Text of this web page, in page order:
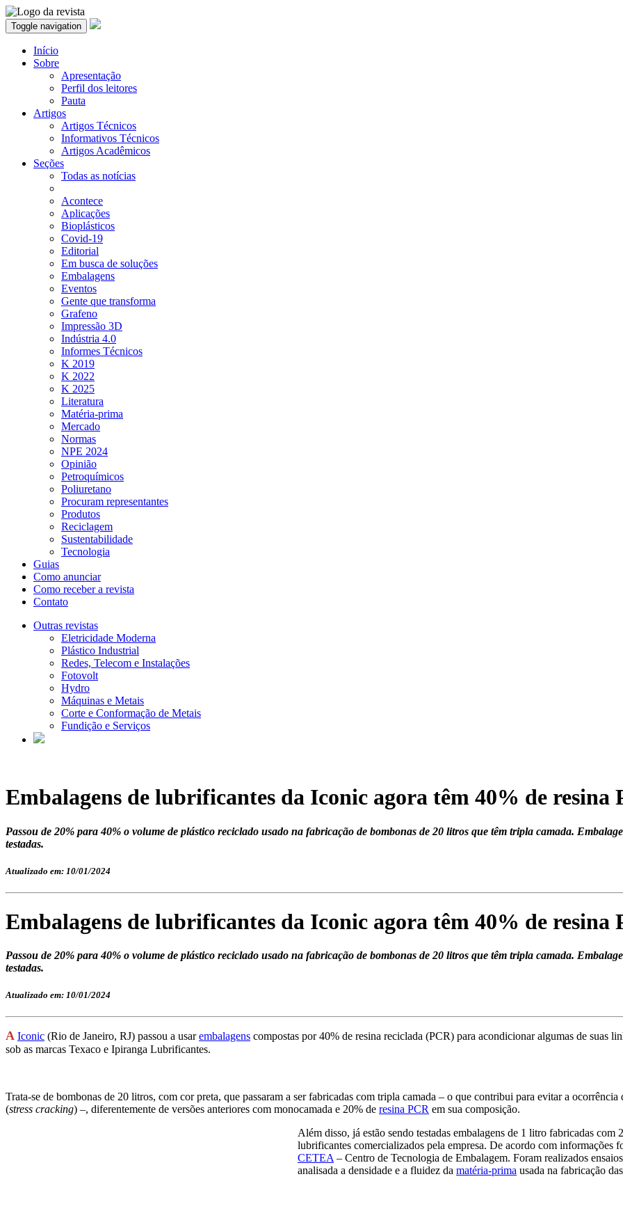
Toggle navigation
Início
Sobre
Apresentação
Perfil dos leitores
Pauta
Artigos
Artigos Técnicos
Informativos Técnicos
Artigos Acadêmicos
Seções
Todas as notícias
Acontece
Aplicações
Bioplásticos
Covid-19
Editorial
Em busca de soluções
Embalagens
Eventos
Gente que transforma
Grafeno
Impressão 3D
Indústria 4.0
Informes Técnicos
K 2019
K 2022
K 2025
Literatura
Matéria-prima
Mercado
Normas
NPE 2024
Opinião
Petroquímicos
Poliuretano
Procuram representantes
Produtos
Reciclagem
Sustentabilidade
Tecnologia
Guias
Como anunciar
Como receber a revista
Contato
Outras revistas
Eletricidade Moderna
Plástico Industrial
Redes, Telecom e Instalações
Fotovolt
Hydro
Máquinas e Metais
Corte e Conformação de Metais
Fundição e Serviços
Embalagens de lubrificantes da Iconic agora têm 40% de resina
Passou de 20% para 40% o volume de plástico reciclado usado na fabricação de bombonas de 20 litros que têm tripla camada.
testadas.
Atualizado em: 10/01/2024
Embalagens de lubrificantes da Iconic agora têm 40% de resina
Passou de 20% para 40% o volume de plástico reciclado usado na fabricação de bombonas de 20 litros que têm tripla camada.
testadas.
Atualizado em: 10/01/2024
A Iconic (Rio de Janeiro, RJ) passou a usarembalagens compostas por 40% de resina reciclada (PCR) para acondicionar algumas de suas
sob as marcas Texaco e Ipiranga Lubrificantes.
Trata-se de bombonas de 20 litros, com cor preta, que passaram a ser fabricadas com tripla camada – o que contribui para evitar a
(stress cracking) –, diferentemente de versões anteriores com monocamada e 20% de resina PCR em sua composição.
Além disso, já estão sendo testadas embalagens de 1 litro fabricadas
lubrificantes comercializados pela empresa. De acordo com informações
CETEA– Centro de Tecnologia de Embalagem. Foram realizados
analisada a densidade e a fluidez da matéria-prima usada na fabricação